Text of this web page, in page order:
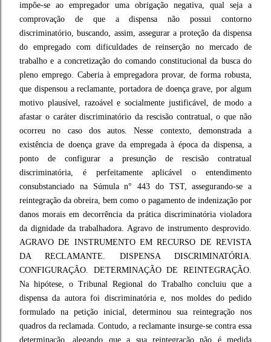
impõe-se ao empregador uma obrigação negativa, qual seja a
comprovação de que a dispensa não possui contorno
discriminatório, buscando, assim, assegurar a proteção da dispensa
do empregado com dificuldades de reinserção no mercado de
trabalho e a concretização do comando constitucional da busca do
pleno emprego. Caberia à empregadora provar, de forma robusta,
que dispensou a reclamante, portadora de doença grave, por algum
motivo plausível, razoável e socialmente justificável, de modo a
afastar o caráter discriminatório da rescisão contratual, o que não
ocorreu no caso dos autos. Nesse contexto, demonstrada a
existência de doença grave da empregada à época da dispensa, a
ponto de configurar a presunção de rescisão contratual
discriminatória, é perfeitamente aplicável o entendimento
consubstanciado na Súmula n° 443 do TST, assegurando-se a
reintegração da obreira, bem como o pagamento de indenização por
danos morais em decorrência da prática discriminatória violadora
da dignidade da trabalhadora. Agravo de instrumento desprovido.
AGRAVO DE INSTRUMENTO EM RECURSO DE REVISTA
DA RECLAMANTE. DISPENSA DISCRIMINATÓRIA.
CONFIGURAÇÃO. DETERMINAÇÃO DE REINTEGRAÇÃO.
Na hipótese, o Tribunal Regional do Trabalho concluiu que a
dispensa da autora foi discriminatória e, nos moldes do pedido
formulado na petição inicial, determinou sua reintegração nos
quadros da reclamada. Contudo, a reclamante insurge-se contra essa
determinação, alegando que a sua reintegração não é medida